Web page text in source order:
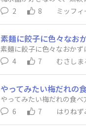
2
8 ミッフィ
素麺に餃子に色々なお
素麺に餃子に色々なおか
4
7 むさしま
やってみたい梅だれの食
6
7 はりねず